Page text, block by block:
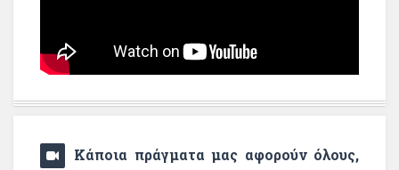
Κάποια πράγματα μας αφορούν όλους,